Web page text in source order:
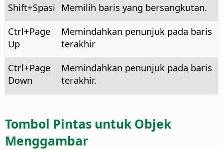
Shift+Spasi Memilih baris yang bersangkutan.
Ctrl+Page
Up
Memindahkan penunjuk pada baris
terakhir
Ctrl+Page
Down
Memindahkan penunjuk pada baris
terakhir.
Tombol Pintas untuk Objek
Menggambar